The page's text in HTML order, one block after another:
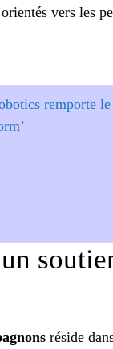
vers les
remporte
réside